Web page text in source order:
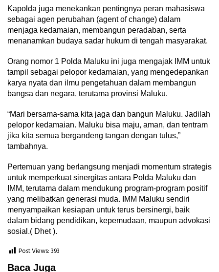
Kapolda juga menekankan pentingnya peran mahasiswa
sebagai agen perubahan (agent of change) dalam
menjaga kedamaian, membangun peradaban, serta
menanamkan budaya sadar hukum di tengah masyarakat.
Orang nomor 1 Polda Maluku ini juga mengajak IMM untuk
tampil sebagai pelopor kedamaian, yang mengedepankan
karya nyata dan ilmu pengetahuan dalam membangun
bangsa dan negara, terutama provinsi Maluku.
“Mari bersama-sama kita jaga dan bangun Maluku. Jadilah
pelopor kedamaian. Maluku bisa maju, aman, dan tentram
jika kita semua bergandeng tangan dengan tulus,”
tambahnya.
Pertemuan yang berlangsung menjadi momentum strategis
untuk memperkuat sinergitas antara Polda Maluku dan
IMM, terutama dalam mendukung program-program positif
yang melibatkan generasi muda. IMM Maluku sendiri
menyampaikan kesiapan untuk terus bersinergi, baik
dalam bidang pendidikan, kepemudaan, maupun advokasi
sosial.( Dhet ).
Post Views:393
Baca Juga